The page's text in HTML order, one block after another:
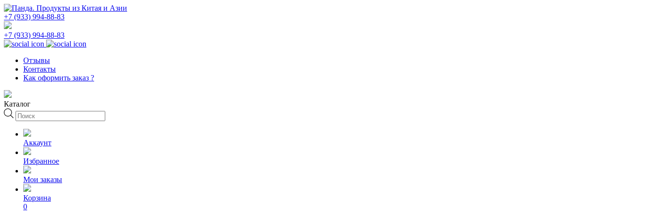
+7 (933) 994-88-83
+7 (933) 994-88-83
Отзывы
Контакты
Как оформить заказ ?
Каталог
Поиск
товаров
Аккаунт
Избранное
Мои заказы
Корзина
0